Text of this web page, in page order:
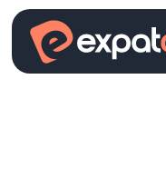
Zum
Inhalt
springen